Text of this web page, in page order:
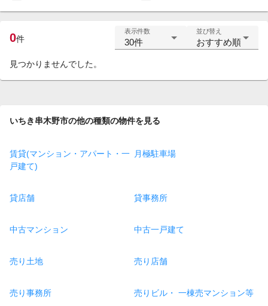
0件
表示件数
30件
並び替え
おすすめ順
見つかりませんでした。
いちき串木野市の他の種類の物件を見る
賃貸(マンション・アパート・一
戸建て)
月極駐車場
貸店舗 貸事務所
中古マンション 中古一戸建て
売り土地 売り店舗
売り事務所 売りビル・ 一棟売マンション等